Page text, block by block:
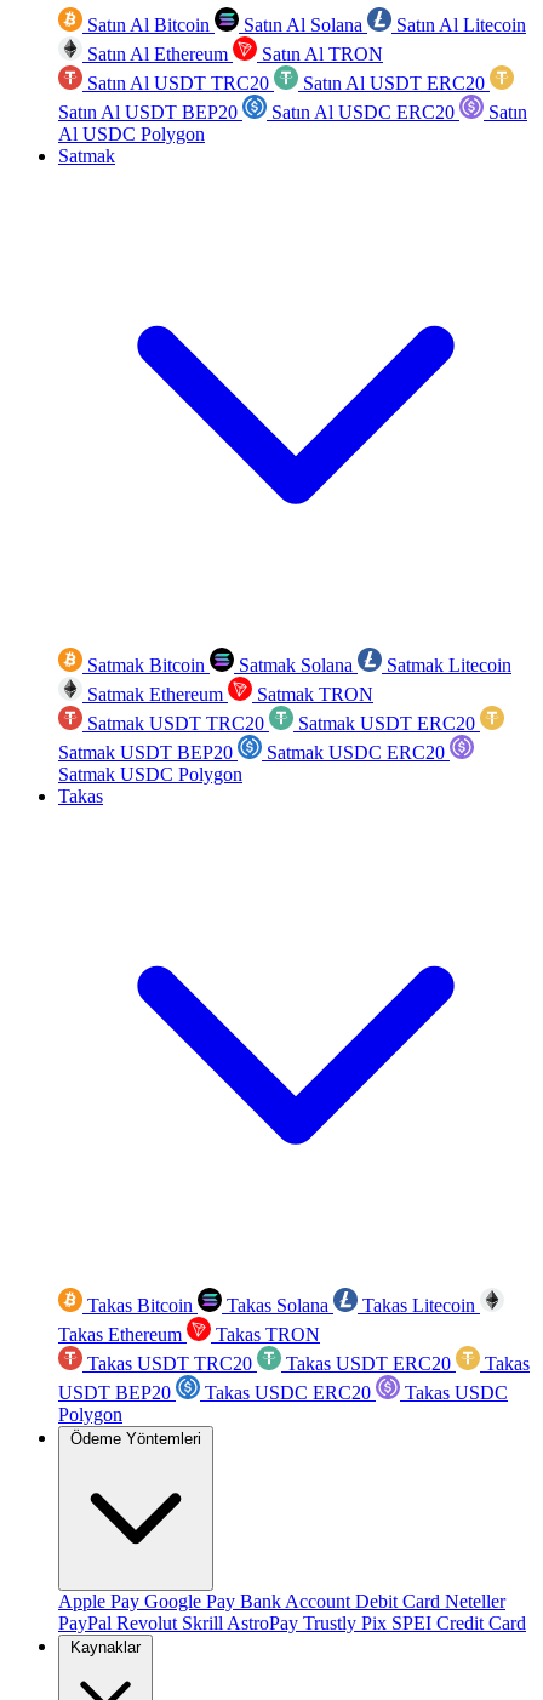
Satın Al Bitcoin Satın Al Solana
Satın Al Litecoin
Satın Al Ethereum
Satın Al TRON
Satın Al USDT TRC20
Satın Al USDT ERC20
Satın Al USDT BEP20
Satın Al USDC ERC20
Satın
Al USDC Polygon
Satmak
Satmak Bitcoin Satmak Solana
Satmak Litecoin
Satmak Ethereum
Satmak TRON
Satmak USDT TRC20
Satmak USDT ERC20
Satmak USDT BEP20
Satmak USDC ERC20
Satmak USDC Polygon
Takas
Takas Bitcoin Takas Solana
Takas Litecoin
Takas Ethereum
Takas TRON
Takas USDT TRC20
Takas USDT ERC20
Takas
USDT BEP20
Takas USDC ERC20
Takas USDC
Polygon
Ödeme Yöntemleri
Apple Pay Google Pay Bank Account Debit Card Neteller
PayPal Revolut Skrill AstroPay Trustly Pix SPEI Credit Card
Kaynaklar